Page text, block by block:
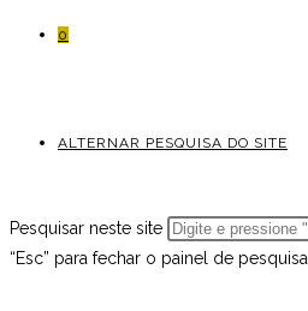
0
ALTERNAR PESQUISA DO SITE
Pesquisar neste site
“Esc” para fechar o painel de pesquisa.